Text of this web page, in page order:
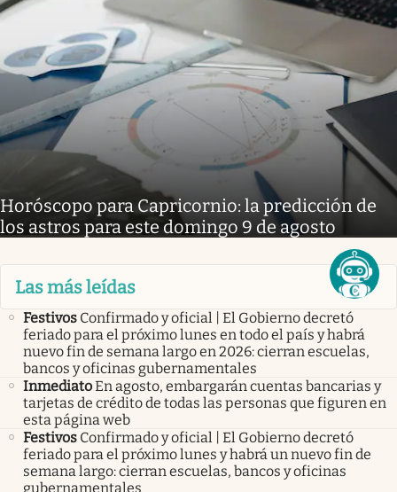
Horóscopo para Capricornio: la predicción de
los astros para este domingo 9 de agosto
Las más leídas
Festivos Confirmado y oficial | El Gobierno decretó
feriado para el próximo lunes en todo el país y habrá
nuevo fin de semana largo en 2026: cierran escuelas,
bancos y oficinas gubernamentales
InmediatoEn agosto, embargarán cuentas bancarias y
tarjetas de crédito de todas las personas que figuren en
esta página web
Festivos Confirmado y oficial | El Gobierno decretó
feriado para el próximo lunes y habrá un nuevo fin de
semana largo: cierran escuelas, bancos y oficinas
gubernamentales